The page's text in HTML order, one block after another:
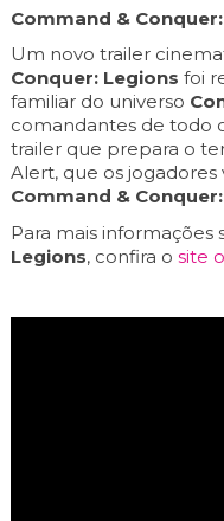
Command &
Um novo trailer
Conquer: Legions foi
familiar do universo
comandantes de todo
trailer que prepara o
Alert, que os
Command &
Para mais informações
Legions, confira o site